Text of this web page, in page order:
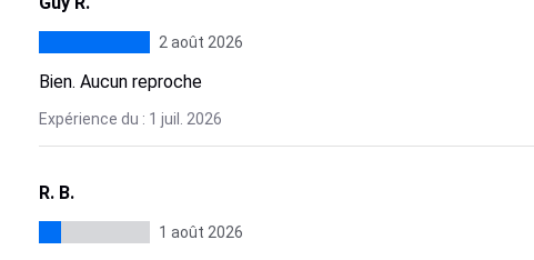
2 août 2026
Bien. Aucun reproche
Expérience du : 1 juil. 2026
R. B.
1 août 2026